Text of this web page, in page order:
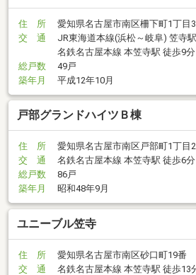
住 所
愛知県名古屋市南区柵下町1丁目
交 通
JR東海道本線(浜松～岐阜) 笠寺
名鉄名古屋本線 本笠寺駅 徒歩9分
総戸数
49戸
築年月
平成12年10月
戸部グランドハイツＢ棟
住 所
愛知県名古屋市南区戸部町1丁目
交 通
名鉄名古屋本線 本笠寺駅 徒歩6分
総戸数
86戸
築年月
昭和48年9月
ユニーブル笠寺
住 所
愛知県名古屋市南区砂口町19番
交 通
名鉄名古屋本線 本笠寺駅 徒歩13